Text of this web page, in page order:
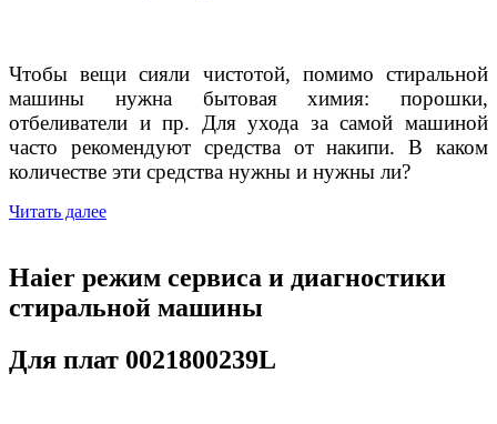
Чтобы вещи сияли чистотой, помимо стиральной
машины нужна бытовая химия: порошки,
отбеливатели и пр. Для ухода за самой машиной
часто рекомендуют средства от накипи. В каком
количестве эти средства нужны и нужны ли?
Читать далее
Haier режим сервиса и диагностики
стиральной машины
Для плат 0021800239L